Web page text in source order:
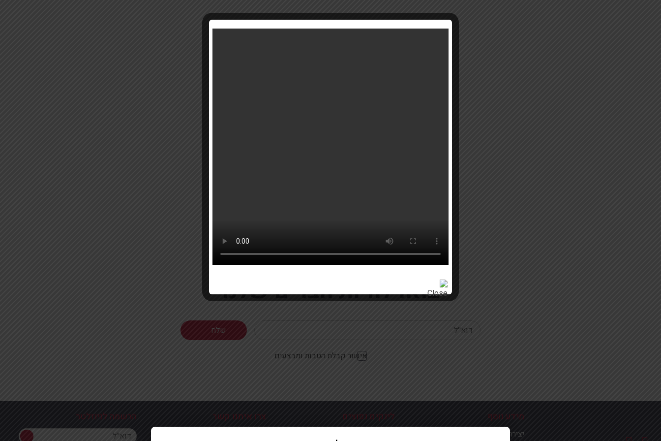
רוצים להתעדכן ראשונים על מבצעים והטבות?
בואו להיות חברים שלנו
Your email
אישור קבלת הטבות ומבצעים
מידע נוסף
יצירת קשר
לינקים נפוצים צרו איתנו קשר הרשמה לניוזלטר
הרשמה לניוזלטר